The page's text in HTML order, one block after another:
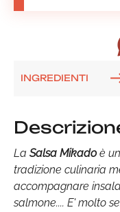
INGREDIENTI
La Salsa Mikadoè
tradizione culinaria
accompagnare
salmone.... E' molto